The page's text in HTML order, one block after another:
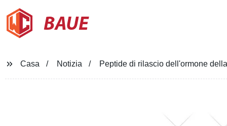
BAUE
Casa Notizia Peptide di rilascio dell'ormone